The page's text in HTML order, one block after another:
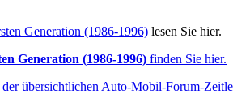
Generation (1986-1996) lesen Sie hier.
Generation (1986-1996) finden Sie hier.
übersichtlichen Auto-Mobil-Forum-